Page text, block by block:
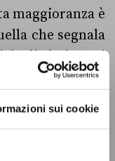
sui cookie
maggioranza è
che segnala
degli altri Paesi
Rights Watch, in